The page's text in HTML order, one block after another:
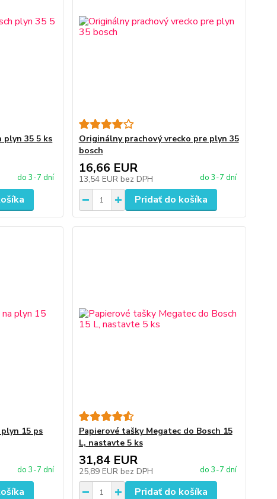
plyn 35 5 ks
do 3-7 dní
Originálny prachový vrecko pre plyn 35
bosch
16,66 EUR
13,54 EUR bez DPH do 3-7 dní
Pridať do košíka
15 ps
do 3-7 dní
Papierové tašky Megatec do Bosch 15
L, nastavte 5 ks
31,84 EUR
25,89 EUR bez DPH do 3-7 dní
Pridať do košíka